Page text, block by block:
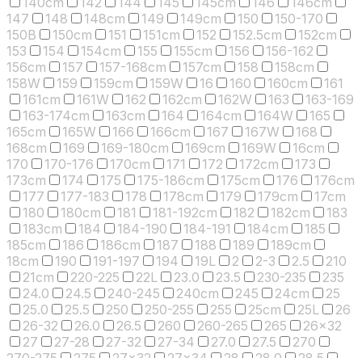
147
148 148cm 149 149cm 150
150-170
150B
150cm 151 151cm 152 152.5cm
152cm
153
154 154cm 155 155cm 156
156-162
156cm
157 157-168cm 157cm 158
158cm
158W
159 159cm 159W 16 160 160cm
161
161cm
161W 162 162cm 162W 163
163-169
163-174cm
163cm 164 164cm 164W
165
165cm
165W 166 166cm 167 167W
168
168cm
169 169-180cm 169cm 169W
16cm
170
170-176 170cm 171 172 172cm
173
173cm
174 175 175-186cm 175cm 176
176cm
177
177-183 178 178cm 179 179cm
17cm
180
180cm 181 181-192cm 182 182cm
183
183cm
184 184-190 184-191 184cm
185
185cm
186 186cm 187 188 189
189cm
18cm
190 191-197 194 19L 2 2-3 2.5
210
21cm
220-225 22L 23.0 23.5 230-235
235
24.0
24.5 240-245 240cm 245 24cm
25
25.0
25.5 250 250-255 255 25cm 25L
26
26-32
26.0 26.5 260 260-265 265
26x32
27
27-28 27-32 27-34 27.0 27.5
270